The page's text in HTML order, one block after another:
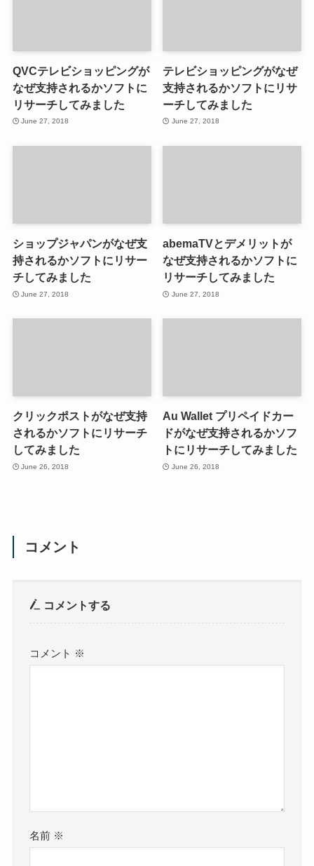
QVCテレビショッピングが
なぜ支持されるかソフトに
リサーチしてみました
June 27, 2018
テレビショッピングがなぜ
支持されるかソフトにリサ
ーチしてみました
June 27, 2018
ショップジャパンがなぜ支
持されるかソフトにリサー
チしてみました
June 27, 2018
abemaTVとデメリットが
なぜ支持されるかソフトに
リサーチしてみました
June 27, 2018
クリックポストがなぜ支持
されるかソフトにリサーチ
してみました
June 26, 2018
Au Wallet プリペイドカー
ドがなぜ支持されるかソフ
トにリサーチしてみました
June 26, 2018
コメント
コメントする
コメント ※
名前 ※